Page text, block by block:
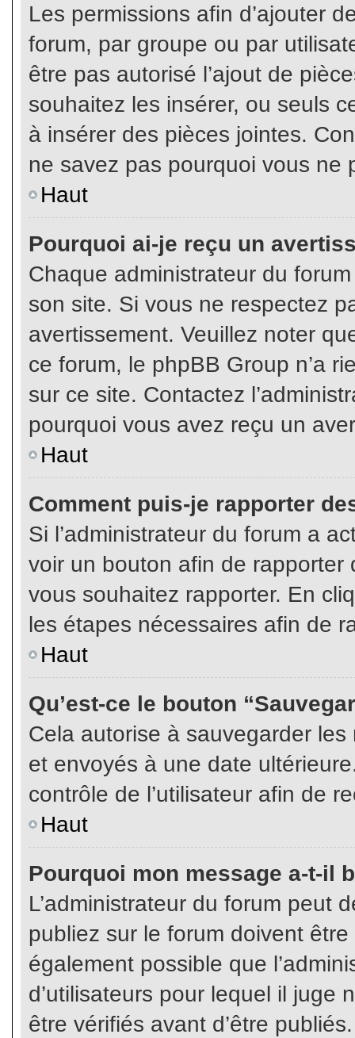
Les permissions afin d’ajouter
forum, par groupe ou par
être pas autorisé l’ajout de
souhaitez les insérer, ou seuls
à insérer des pièces jointes.
ne savez pas pourquoi vous ne
Haut
Pourquoi ai-je reçu un
Chaque administrateur du
son site. Si vous ne respectez
avertissement. Veuillez noter
ce forum, le phpBB Group n’a
sur ce site. Contactez
pourquoi vous avez reçu un
Haut
Comment puis-je rapporter
Si l’administrateur du forum a
voir un bouton afin de
vous souhaitez rapporter. En
les étapes nécessaires afin de
Haut
Qu’est-ce le bouton
Cela autorise à sauvegarder
et envoyés à une date
contrôle de l’utilisateur afin de
Haut
Pourquoi mon message a-t-il
L’administrateur du forum peut
publiez sur le forum doivent
également possible que
d’utilisateurs pour lequel il juge
être vérifiés avant d’être